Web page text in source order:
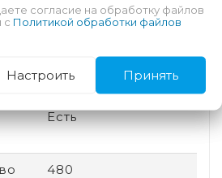
8
Есть
480
согласие на обработку файлов
с Политикой обработки файлов
Настроить Принять